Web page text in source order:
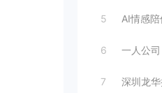
5 AI情感陪伴
6 一人公司：
7 深圳龙华